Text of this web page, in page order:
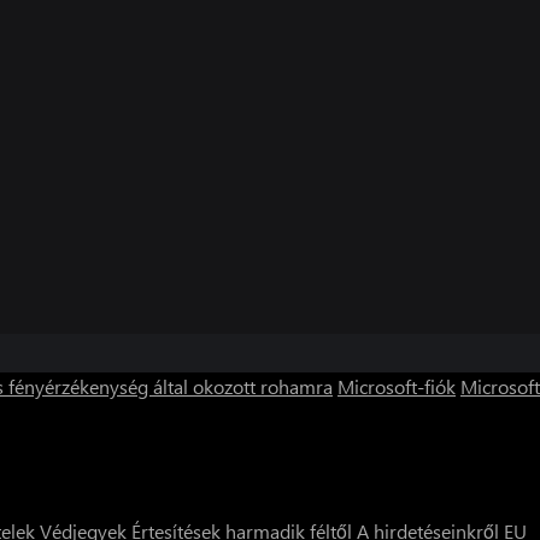
fényérzékenység által okozott rohamra Microsoft-fiók Microsoft
Védjegyek Értesítések harmadik féltől A hirdetéseinkről EU